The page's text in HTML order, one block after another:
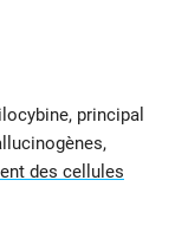
principal
des cellules